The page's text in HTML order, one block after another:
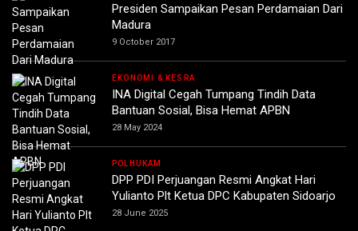
Presiden Sampaikan Pesan Perdamaian Dari
Madura
9 October 2017
EKONOMI & KESRA
INA Digital Cegah Tumpang Tindih Data
Bantuan Sosial, Bisa Hemat APBN
28 May 2024
POLHUKAM
DPP PDI Perjuangan Resmi Angkat Hari
Yulianto Plt Ketua DPC Kabupaten Sidoarjo
28 June 2025